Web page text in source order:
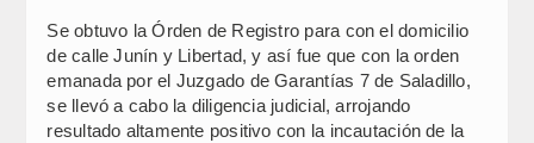
Se obtuvo la Órden de Registro para con el domicilio
de calle Junín y Libertad, y así fue que con la orden
emanada por el Juzgado de Garantías 7 de Saladillo,
se llevó a cabo la diligencia judicial, arrojando
resultado altamente positivo con la incautación de la